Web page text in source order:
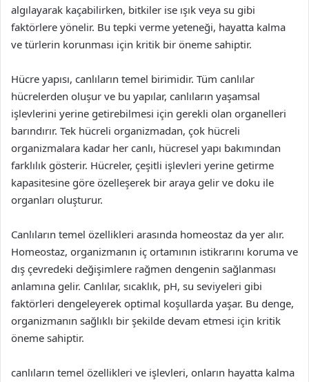
algılayarak kaçabilirken, bitkiler ise ışık veya su gibi
faktörlere yönelir. Bu tepki verme yeteneği, hayatta kalma
ve türlerin korunması için kritik bir öneme sahiptir.
Hücre yapısı, canlıların temel birimidir. Tüm canlılar
hücrelerden oluşur ve bu yapılar, canlıların yaşamsal
işlevlerini yerine getirebilmesi için gerekli olan organelleri
barındırır. Tek hücreli organizmadan, çok hücreli
organizmalara kadar her canlı, hücresel yapı bakımından
farklılık gösterir. Hücreler, çeşitli işlevleri yerine getirme
kapasitesine göre özelleşerek bir araya gelir ve doku ile
organları oluşturur.
Canlıların temel özellikleri arasında homeostaz da yer alır.
Homeostaz, organizmanın iç ortamının istikrarını koruma ve
dış çevredeki değişimlere rağmen dengenin sağlanması
anlamına gelir. Canlılar, sıcaklık, pH, su seviyeleri gibi
faktörleri dengeleyerek optimal koşullarda yaşar. Bu denge,
organizmanın sağlıklı bir şekilde devam etmesi için kritik
öneme sahiptir.
canlıların temel özellikleri ve işlevleri, onların hayatta kalma